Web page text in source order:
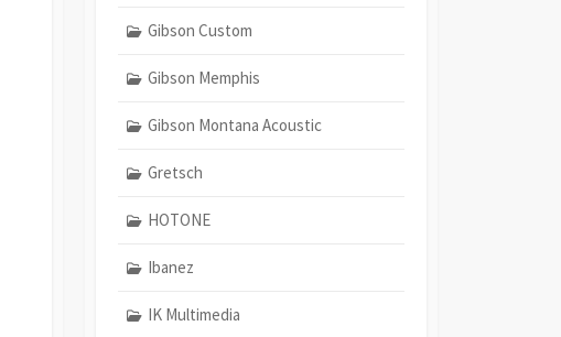
Gibson Custom
Gibson Memphis
Gibson Montana Acoustic
Gretsch
HOTONE
Ibanez
IK Multimedia